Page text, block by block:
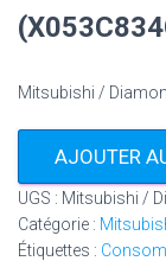
Mitsubishi /
AJOUTER
UGS : Mitsubishi /
Catégorie :
Étiquettes :